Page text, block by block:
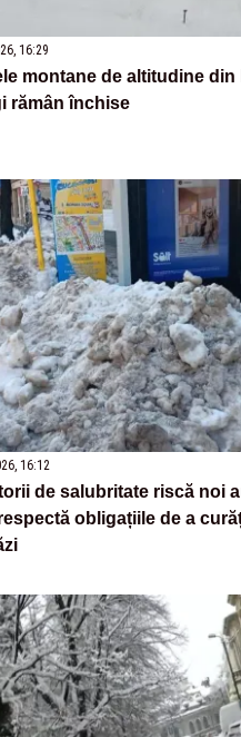
16:29
montane de altitudine din
rămân închise
16:12
de salubritate riscă noi
obligațiile de a